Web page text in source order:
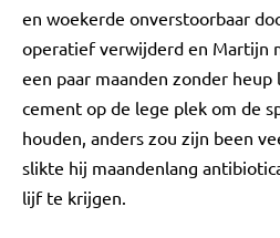
en woekerde onverstoorbaar
operatief verwijderd en Martijn
een paar maanden zonder
cement op de lege plek om de
houden, anders zou zijn been
slikte hij maandenlang
lijf te krijgen.